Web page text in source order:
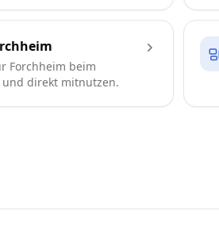
Forchheim beim
direkt mitnutzen.